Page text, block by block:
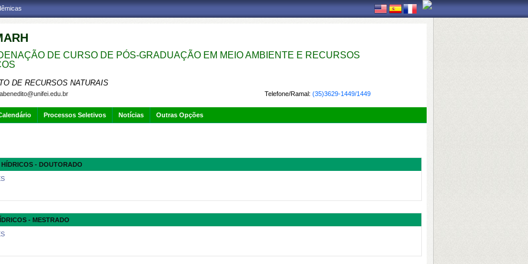
DE CURSO DE PÓS-GRADUAÇÃO EM MEIO AMBIENTE E RECURSOS
DE RECURSOS NATURAIS
Telefone/Ramal: (35)3629-1449/1449
Processos Seletivos Notícias Outras Opções
- DOUTORADO
- MESTRADO